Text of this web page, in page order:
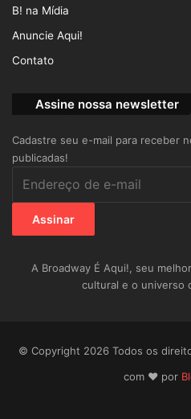
B! na Mídia
Anuncie Aqui!
Contato
Assine nossa newsletter
Cadastre seu e-mail para receber
publicadas!
de
Assinar
A Broadway É Aqui!, seu
cultural e o universo
© Copyright 2026 Todos os
com ♥ por